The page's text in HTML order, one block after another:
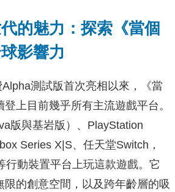
的魅力：探索《當個
影響力
測試版首次亮相以來，《當
上目前幾乎所有主流遊戲平台。
版與基岩版）、PlayStation
Series X|S、任天堂Switch，
行動裝置平台上玩這款遊戲。它
限的創意空間，以及跨年齡層的吸